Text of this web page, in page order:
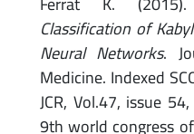
Classification of
Neural Networks .
Medicine. Indexed
JCR, Vol.47, issue
9th world congress